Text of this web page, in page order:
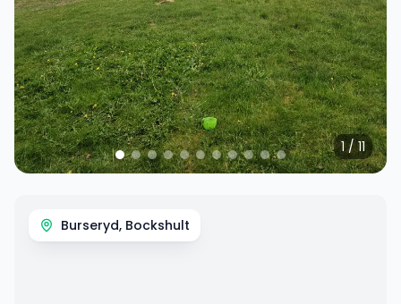
1/11
Burseryd, Bockshult